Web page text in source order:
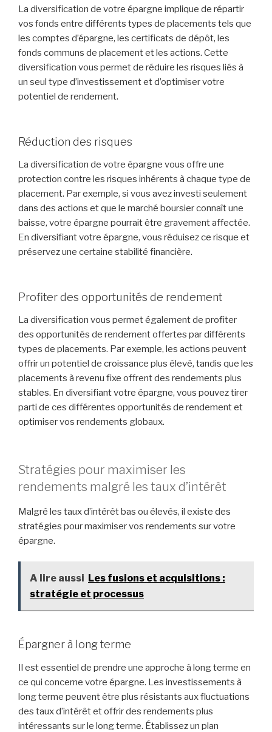
La diversification de votre épargne implique de répartir
vos fonds entre différents types de placements tels que
les comptes d’épargne, les certificats de dépôt, les
fonds communs de placement et les actions. Cette
diversification vous permet de réduire les risques liés à
un seul type d’investissement et d’optimiser votre
potentiel de rendement.
Réduction des risques
La diversification de votre épargne vous offre une
protection contre les risques inhérents à chaque type de
placement. Par exemple, si vous avez investi seulement
dans des actions et que le marché boursier connaît une
baisse, votre épargne pourrait être gravement affectée.
En diversifiant votre épargne, vous réduisez ce risque et
préservez une certaine stabilité financière.
Profiter des opportunités de rendement
La diversification vous permet également de profiter
des opportunités de rendement offertes par différents
types de placements. Par exemple, les actions peuvent
offrir un potentiel de croissance plus élevé, tandis que les
placements à revenu fixe offrent des rendements plus
stables. En diversifiant votre épargne, vous pouvez tirer
parti de ces différentes opportunités de rendement et
optimiser vos rendements globaux.
Stratégies pour maximiser les
rendements malgré les taux d’intérêt
Malgré les taux d’intérêt bas ou élevés, il existe des
stratégies pour maximiser vos rendements sur votre
épargne.
A lire aussi Les fusions et acquisitions :
stratégie et processus
Épargner à long terme
Il est essentiel de prendre une approche à long terme en
ce qui concerne votre épargne. Les investissements à
long terme peuvent être plus résistants aux fluctuations
des taux d’intérêt et offrir des rendements plus
intéressants sur le long terme. Établissez un plan